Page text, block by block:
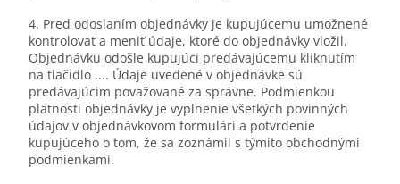
4. Pred odoslaním objednávky je kupujúcemu umožnené
kontrolovať a meniť údaje, ktoré do objednávky vložil.
Objednávku odošle kupujúci predávajúcemu kliknutím
na tlačidlo .... Údaje uvedené v objednávke sú
predávajúcim považované za správne. Podmienkou
platnosti objednávky je vyplnenie všetkých povinných
údajov v objednávkovom formulári a potvrdenie
kupujúceho o tom, že sa zoznámil s týmito obchodnými
podmienkami.